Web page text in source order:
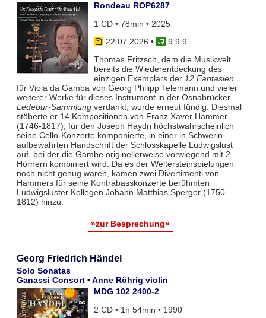
Rondeau ROP6287
1 CD • 78min • 2025
22.07.2026 •
9 9 9
Thomas Fritzsch, dem die Musikwelt
bereits die Wiederentdeckung des
einzigen Exemplars der 12 Fantasien
für Viola da Gamba von Georg Philipp Telemann und vieler
weiterer Werke für dieses Instrument in der Osnabrücker
Ledebur-Sammlungverdankt, wurde erneut fündig. Diesmal
stöberte er 14 Kompositionen von Franz Xaver Hammer
(1746-1817), für den Joseph Haydn höchstwahrscheinlich
seine Cello-Konzerte komponierte, in einer in Schwerin
aufbewahrten Handschrift der Schlosskapelle Ludwigslust
auf, bei der die Gambe originellerweise vorwiegend mit 2
Hörnern kombiniert wird. Da es der Weltersteinspielungen
noch nicht genug waren, kamen zwei Divertimenti von
Hammers für seine Kontrabasskonzerte berühmten
Ludwigsluster Kollegen Johann Matthias Sperger (1750-
1812) hinzu.
»zur Besprechung«
Georg Friedrich Händel
Solo Sonatas
Ganassi Consort • Anne Röhrig violin
MDG 102 2400-2
2 CD • 1h 54min • 1990